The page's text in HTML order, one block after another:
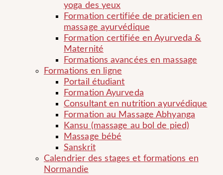
yoga des yeux
Formation certifiée de praticien en
massage ayurvédique
Formation certifiée en Ayurveda &
Maternité
Formations avancées en massage
Formations en ligne
Portail étudiant
Formation Ayurveda
Consultant en nutrition ayurvédique
Formation au Massage Abhyanga
Kansu (massage au bol de pied)
Massage bébé
Sanskrit
Calendrier des stages et formations en
Normandie